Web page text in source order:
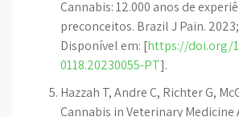
Cannabis: 12.000 anos de
preconceitos. Brazil J Pain. 2023;
Disponível em: [https://doi.org/
0118.20230055-PT].
Hazzah T, Andre C, Richter G,
Cannabis in Veterinary Medicine